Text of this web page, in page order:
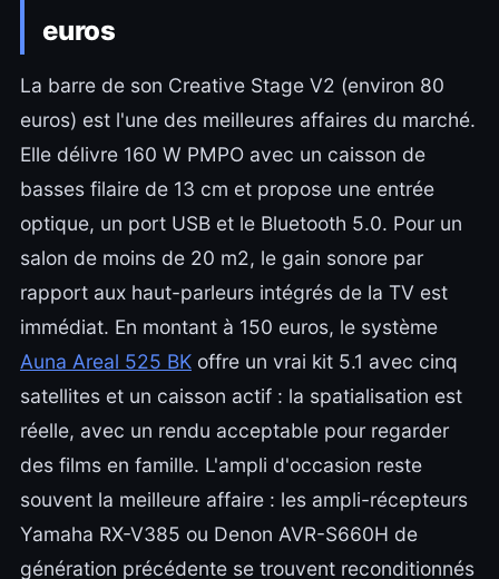
euros
La barre de son Creative Stage V2 (environ 80
euros) est l'une des meilleures affaires du marché.
Elle délivre 160 W PMPO avec un caisson de
basses filaire de 13 cm et propose une entrée
optique, un port USB et le Bluetooth 5.0. Pour un
salon de moins de 20 m2, le gain sonore par
rapport aux haut-parleurs intégrés de la TV est
immédiat. En montant à 150 euros, le système
Auna Areal 525 BK offre un vrai kit 5.1 avec cinq
satellites et un caisson actif : la spatialisation est
réelle, avec un rendu acceptable pour regarder
des films en famille. L'ampli d'occasion reste
souvent la meilleure affaire : les ampli-récepteurs
Yamaha RX-V385 ou Denon AVR-S660H de
génération précédente se trouvent reconditionnés